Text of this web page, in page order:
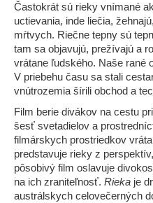
Častokrát sú rieky vnímané
uctievania, inde liečia,
mŕtvych. Riečne tepny sú
tam sa objavujú, prežívajú a
vrátane ľudského. Naše rané
V priebehu času sa stali
vnútrozemia šírili obchod a
Film berie divákov na cestu
šesť svetadielov a
filmárskych prostriedkov
predstavuje rieky z
pôsobivý film oslavuje
na ich zraniteľnosť. Rieka je
austrálskych celovečerných